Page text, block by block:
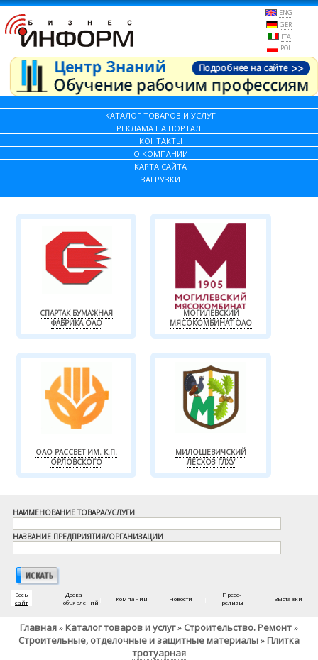
ENG
GER
ITA
POL
КАТАЛОГ ТОВАРОВ И УСЛУГ
РЕКЛАМА НА ПОРТАЛЕ
КОНТАКТЫ
О КОМПАНИИ
КАРТА САЙТА
ЗАГРУЗКИ
СПАРТАК БУМАЖНАЯ
ФАБРИКА ОАО
МОГИЛЕВСКИЙ
МЯСОКОМБИНАТ ОАО
ОАО РАССВЕТ ИМ. К.П.
ОРЛОВСКОГО
МИЛОШЕВИЧСКИЙ
ЛЕСХОЗ ГЛХУ
НАИМЕНОВАНИЕ ТОВАРА/УСЛУГИ
НАЗВАНИЕ ПРЕДПРИЯТИЯ/ОРГАНИЗАЦИИ
Весь
сайт
Доска
объявлений
Компании Новости
Пресс-
релизы
Выставки
Главная» Каталог товаров и услуг» Строительство. Ремонт»
Строительные, отделочные и защитные материалы» Плитка
тротуарная